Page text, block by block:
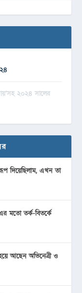
২০২৪ সালের
দিয়েছিলাম, এখন তা
মতো তর্ক-বিতর্কে
আছেন অভিনেত্রী ও